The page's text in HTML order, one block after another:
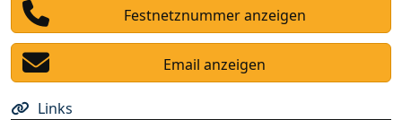
Festnetznummer anzeigen
Email anzeigen
Links